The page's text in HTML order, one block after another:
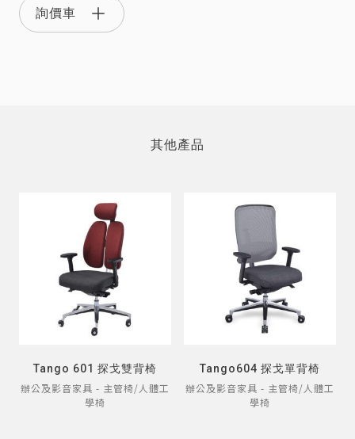
詢價車
其他產品
Tango 601 探戈雙背椅
辦公及影音家具 - 主管椅/人體工
學椅
Tango604 探戈單背椅
辦公及影音家具 - 主管椅/人體工
學椅